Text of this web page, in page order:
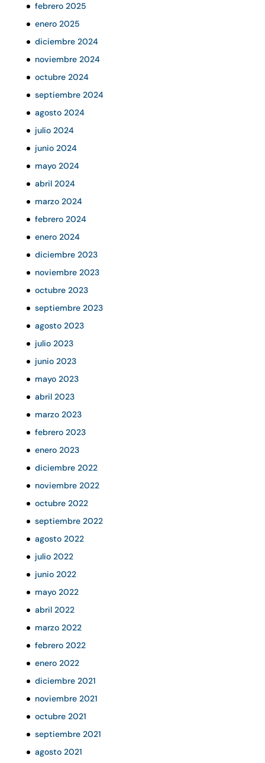
febrero 2025
enero 2025
diciembre 2024
noviembre 2024
octubre 2024
septiembre 2024
agosto 2024
julio 2024
junio 2024
mayo 2024
abril 2024
marzo 2024
febrero 2024
enero 2024
diciembre 2023
noviembre 2023
octubre 2023
septiembre 2023
agosto 2023
julio 2023
junio 2023
mayo 2023
abril 2023
marzo 2023
febrero 2023
enero 2023
diciembre 2022
noviembre 2022
octubre 2022
septiembre 2022
agosto 2022
julio 2022
junio 2022
mayo 2022
abril 2022
marzo 2022
febrero 2022
enero 2022
diciembre 2021
noviembre 2021
octubre 2021
septiembre 2021
agosto 2021